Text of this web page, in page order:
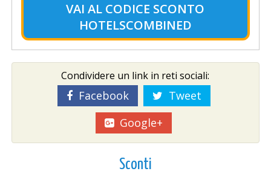
VAI AL CODICE SCONTO
HOTELSCOMBINED
Condividere un link in reti sociali:
Facebook
Tweet
Google+
Sconti